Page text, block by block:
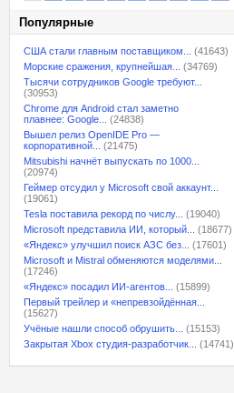
Популярные
США стали главным поставщиком...
(41643)
Морские сражения, крупнейшая...
(34769)
Тысячи сотрудников Google требуют...
(30953)
Chrome для Android стал заметно
плавнее: Google...
(24838)
Вышел релиз OpenIDE Pro —
корпоративной...
(21475)
Mitsubishi начнёт выпускать по 1000...
(20974)
Геймер отсудил у Microsoft свой аккаунт...
(19061)
Tesla поставила рекорд по числу...
(19040)
Microsoft представила ИИ, который...
(18677)
«Яндекс» улучшил поиск АЗС без...
(17601)
Microsoft и Mistral обменяются моделями...
(17246)
«Яндекс» посадил ИИ-агентов...
(15899)
Первый трейлер и «непревзойдённая...
(15627)
Учёные нашли способ обрушить...
(15153)
Закрытая Xbox студия-разработчик...
(14741)